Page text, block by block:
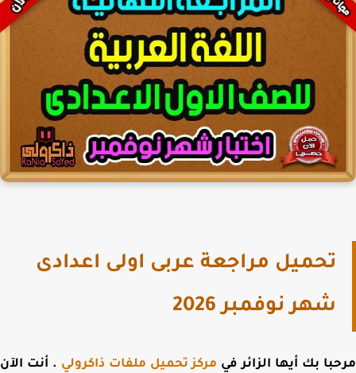
تحميل مراجعة عربى اولى اعدادى
شهر نوفمبر 2026
بك أيها الزائر فيمركز تحميل ملفات ذاكرولي. أنت الآن